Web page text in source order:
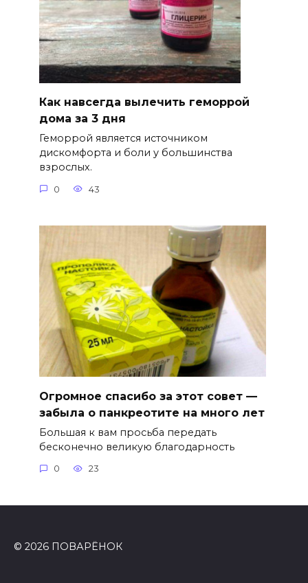
Как навсегда вылечить геморрой
дома за 3 дня
Геморрой является источником
дискомфорта и боли у большинства
взрослых.
0 43
Огромное спасибо за этот совет —
забыла о панкреотите на много лет
Большая к вам просьба передать
бесконечно великую благодарность
0 23
© 2026 ПОВАРЁНОК